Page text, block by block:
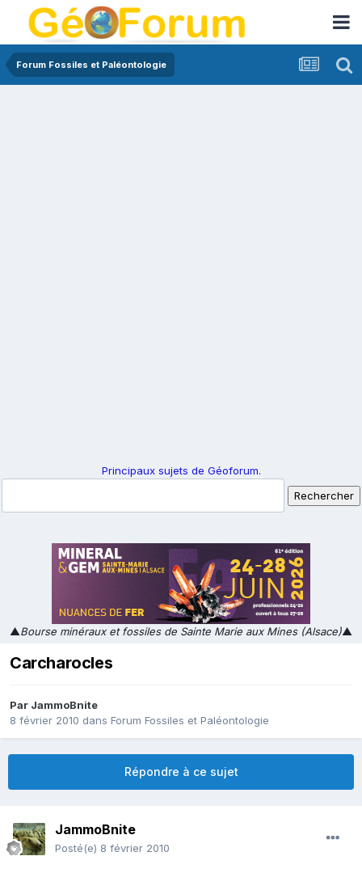
Forum Fossiles et Paléontologie
Principaux sujets de Géoforum.
▲Bourse minéraux et fossiles de Sainte Marie aux Mines (Alsace)▲
Carcharocles
Par JammoBnite
8 février 2010 dans Forum Fossiles et Paléontologie
Répondre à ce sujet
JammoBnite
Posté(e) 8 février 2010